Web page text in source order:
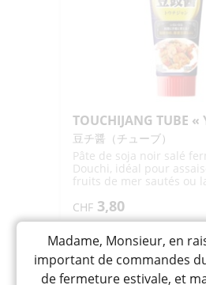
TOUCHIJANG TUBE «
豆チ醤（チューブ）
Pâte de soja noir salé
Douchi, idéal pour
fruits de mer sautés ou
CHF 3,80
-
quantité
de
TOUCHIJANG
+
Madame, Monsieur, en
important de commandes
de fermeture estivale, et